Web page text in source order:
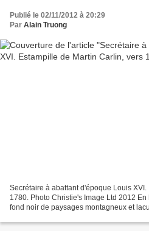
Publié le 02/11/2012 à 20:29
Par Alain Truong
Secrétaire à abattant d'époque Louis
1780. Photo Christie's Image Ltd 2012
fond noir de paysages montagneux et